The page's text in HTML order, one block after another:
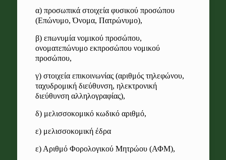
α) προσωπικά στοιχεία φυσικού προσώπου
(Επώνυμο, Όνομα, Πατρώνυμο),
β) επωνυμία νομικού προσώπου,
ονοματεπώνυμο εκπροσώπου νομικού
προσώπου,
γ) στοιχεία επικοινωνίας (αριθμός τηλεφώνου,
ταχυδρομική διεύθυνση, ηλεκτρονική
διεύθυνση αλληλογραφίας),
δ) μελισσοκομικό κωδικό αριθμό,
ε) μελισσοκομική έδρα
ε) Αριθμό Φορολογικού Μητρώου (ΑΦΜ),